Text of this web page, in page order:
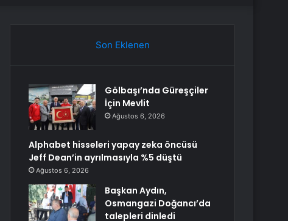
Son Eklenen
Gölbaşı’nda Güreşçiler
İçin Mevlit
Ağustos 6, 2026
Alphabet hisseleri yapay zeka öncüsü
Jeff Dean’in ayrılmasıyla %5 düştü
Ağustos 6, 2026
Başkan Aydın,
Osmangazi Doğancı’da
talepleri dinledi